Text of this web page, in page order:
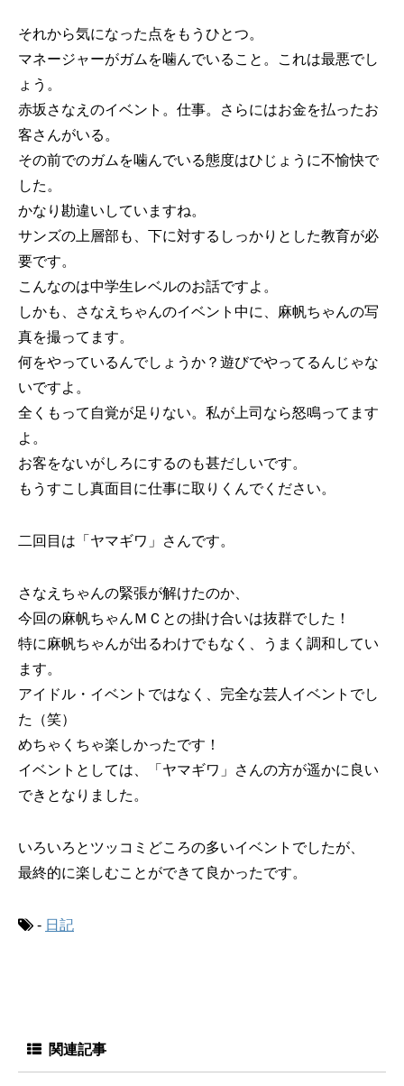
それから気になった点をもうひとつ。
マネージャーがガムを噛んでいること。これは最悪でし
ょう。
赤坂さなえのイベント。仕事。さらにはお金を払ったお
客さんがいる。
その前でのガムを噛んでいる態度はひじょうに不愉快で
した。
かなり勘違いしていますね。
サンズの上層部も、下に対するしっかりとした教育が必
要です。
こんなのは中学生レベルのお話ですよ。
しかも、さなえちゃんのイベント中に、麻帆ちゃんの写
真を撮ってます。
何をやっているんでしょうか？遊びでやってるんじゃな
いですよ。
全くもって自覚が足りない。私が上司なら怒鳴ってます
よ。
お客をないがしろにするのも甚だしいです。
もうすこし真面目に仕事に取りくんでください。
二回目は「ヤマギワ」さんです。
さなえちゃんの緊張が解けたのか、
今回の麻帆ちゃんＭＣとの掛け合いは抜群でした！
特に麻帆ちゃんが出るわけでもなく、うまく調和してい
ます。
アイドル・イベントではなく、完全な芸人イベントでし
た（笑）
めちゃくちゃ楽しかったです！
イベントとしては、「ヤマギワ」さんの方が遥かに良い
できとなりました。
いろいろとツッコミどころの多いイベントでしたが、
最終的に楽しむことができて良かったです。
- 日記
関連記事